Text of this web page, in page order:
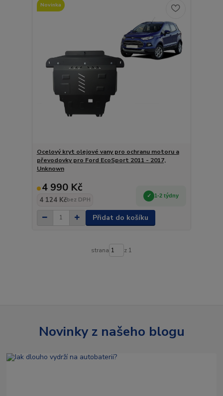
Novinka
Ocelový kryt olejové vany pro ochranu motoru a
převodovky pro Ford EcoSport 2011 - 2017,
Unknown
4 990 Kč
4 124 Kčbez DPH
1-2 týdny
Přidat do košíku
strana z 1
Novinky z našeho blogu